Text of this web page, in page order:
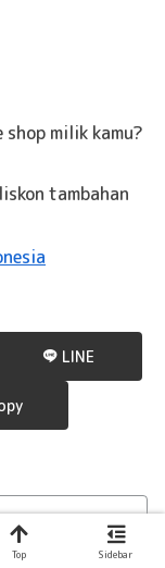
milik kamu?
tambahan
LINE
mampir ke
Top Sidebar